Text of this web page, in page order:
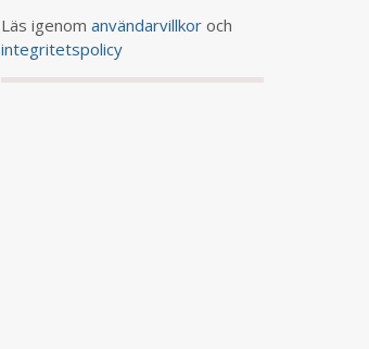
Läs igenom användarvillkoroch
integritetspolicy